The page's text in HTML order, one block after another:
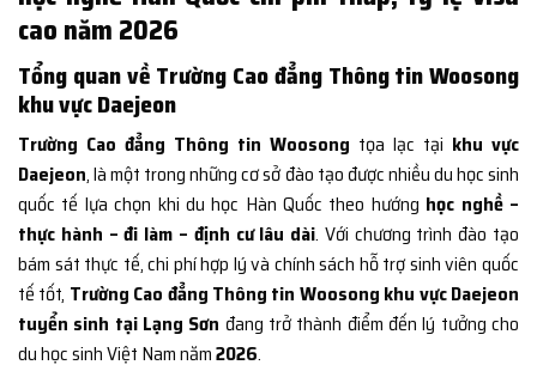
cao năm 2026
Tổng quan về Trường Cao đẳng Thông tin Woosong
khu vực Daejeon
Trường Cao đẳng Thông tin Woosong tọa lạc tại khu vực
Daejeon, là một trong những cơ sở đào tạo được nhiều du học sinh
quốc tế lựa chọn khi du học Hàn Quốc theo hướng học nghề –
thực hành – đi làm – định cư lâu dài. Với chương trình đào tạo
bám sát thực tế, chi phí hợp lý và chính sách hỗ trợ sinh viên quốc
tế tốt, Trường Cao đẳng Thông tin Woosong khu vực Daejeon
tuyển sinh tại Lạng Sơn đang trở thành điểm đến lý tưởng cho
du học sinh Việt Nam năm2026.